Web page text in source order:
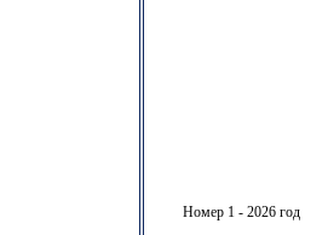
Номер 1 - 2026 год